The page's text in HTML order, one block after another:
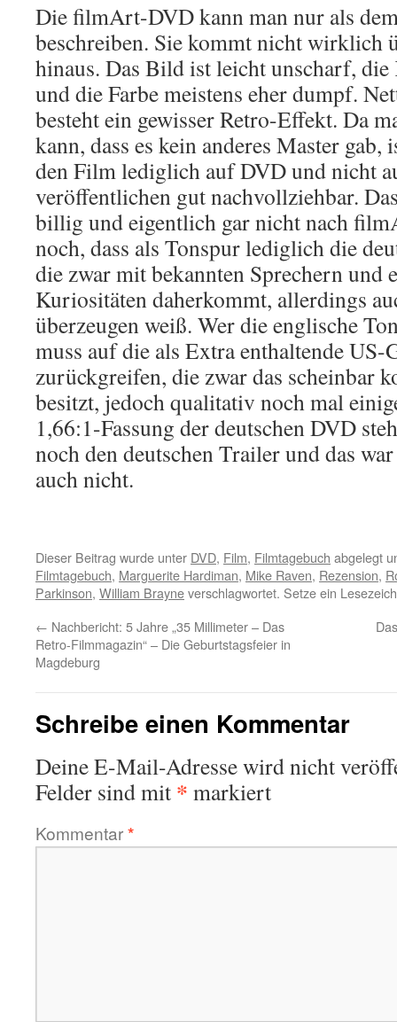
Die filmArt-DVD kann man nur als
beschreiben. Sie kommt nicht wirklich
hinaus. Das Bild ist leicht unscharf,
und die Farbe meistens eher dumpf.
besteht ein gewisser Retro-Effekt. Da
kann, dass es kein anderes Master
den Film lediglich auf DVD und nicht
veröffentlichen gut nachvollziehbar.
billig und eigentlich gar nicht nach
noch, dass als Tonspur lediglich die
die zwar mit bekannten Sprechern und
Kuriositäten daherkommt, allerdings
überzeugen weiß. Wer die englische
muss auf die als Extra enthaltende US-
zurückgreifen, die zwar das scheinbar
besitzt, jedoch qualitativ noch mal
1,66:1-Fassung der deutschen DVD
noch den deutschen Trailer und das
auch nicht.
Dieser Beitrag wurde unter DVD, Film, Filmtagebuch abgelegt
Filmtagebuch, Marguerite Hardiman, Mike Raven, Rezension,
Parkinson, William Brayneverschlagwortet. Setze ein
← Nachbericht: 5 Jahre „35 Millimeter – Das
Retro-Filmmagazin“ – Die Geburtstagsfeier in
Magdeburg
Schreibe einen Kommentar
Deine E-Mail-Adresse wird nicht
Felder sind mit * markiert
Kommentar*